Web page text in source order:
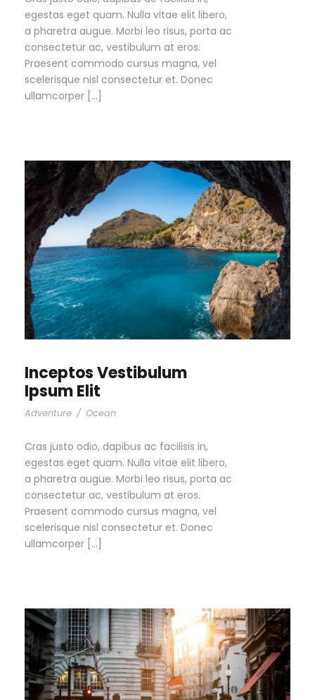
egestas eget quam. Nulla vitae elit libero,
a pharetra augue. Morbi leo risus, porta ac
consectetur ac, vestibulum at eros.
Praesent commodo cursus magna, vel
scelerisque nisl consectetur et. Donec
ullamcorper […]
Inceptos Vestibulum
Ipsum Elit
Adventure / Ocean
Cras justo odio, dapibus ac facilisis in,
egestas eget quam. Nulla vitae elit libero,
a pharetra augue. Morbi leo risus, porta ac
consectetur ac, vestibulum at eros.
Praesent commodo cursus magna, vel
scelerisque nisl consectetur et. Donec
ullamcorper […]